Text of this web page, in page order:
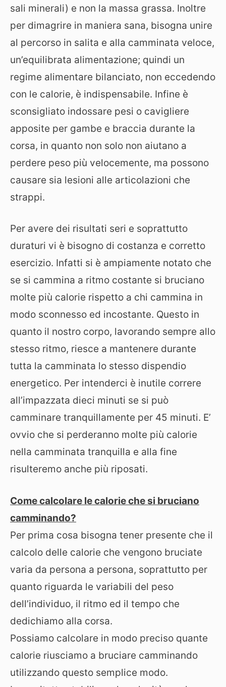
sali minerali) e non la massa grassa. Inoltre
per dimagrire in maniera sana, bisogna unire
al percorso in salita e alla camminata veloce,
un’equilibrata alimentazione; quindi un
regime alimentare bilanciato, non eccedendo
con le calorie, è indispensabile. Infine è
sconsigliato indossare pesi o cavigliere
apposite per gambe e braccia durante la
corsa, in quanto non solo non aiutano a
perdere peso più velocemente, ma possono
causare sia lesioni alle articolazioni che
strappi.
Per avere dei risultati seri e soprattutto
duraturi vi è bisogno di costanza e corretto
esercizio. Infatti si è ampiamente notato che
se si cammina a ritmo costante si bruciano
molte più calorie rispetto a chi cammina in
modo sconnesso ed incostante. Questo in
quanto il nostro corpo, lavorando sempre allo
stesso ritmo, riesce a mantenere durante
tutta la camminata lo stesso dispendio
energetico. Per intenderci è inutile correre
all’impazzata dieci minuti se si può
camminare tranquillamente per 45 minuti. E’
ovvio che si perderanno molte più calorie
nella camminata tranquilla e alla fine
risulteremo anche più riposati.
Come calcolare le calorie che si bruciano
camminando?
Per prima cosa bisogna tener presente che il
calcolo delle calorie che vengono bruciate
varia da persona a persona, soprattutto per
quanto riguarda le variabili del peso
dell’individuo, il ritmo ed il tempo che
dedichiamo alla corsa.
Possiamo calcolare in modo preciso quante
calorie riusciamo a bruciare camminando
utilizzando questo semplice modo.